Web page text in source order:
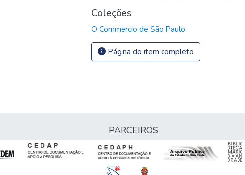
Coleções
O Commercio de São Paulo
Página do item completo
PARCEIROS